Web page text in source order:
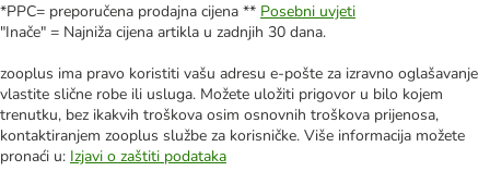
*PPC= preporučena prodajna cijena ** Posebni uvjeti
"Inače" = Najniža cijena artikla u zadnjih 30 dana.
zooplus ima pravo koristiti vašu adresu e-pošte za izravno oglašavanje
vlastite slične robe ili usluga. Možete uložiti prigovor u bilo kojem
trenutku, bez ikakvih troškova osim osnovnih troškova prijenosa,
kontaktiranjem zooplus službe za korisničke. Više informacija možete
pronaći u: Izjavi o zaštiti podataka